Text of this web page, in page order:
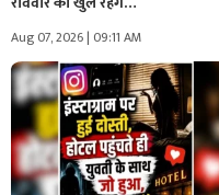
Aug 07, 2026 | 09:11 AM